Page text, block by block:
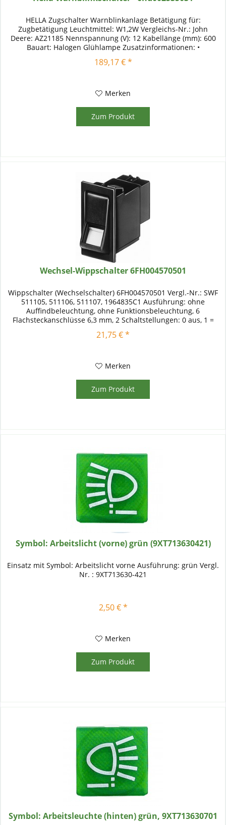
HELLA Zugschalter Warnblinkanlage Betätigung für:
Zugbetätigung Leuchtmittel: W1,2W Vergleichs-Nr.: John
Deere: AZ21185 Nennspannung (V): 12 Kabellänge (mm): 600
Bauart: Halogen Glühlampe Zusatzinformationen: •
189,17 € *
Merken
Zum Produkt
Wechsel-Wippschalter 6FH004570501
Wippschalter (Wechselschalter) 6FH004570501 Vergl.-Nr.: SWF
511105, 511106, 511107, 1964835C1 Ausführung: ohne
Auffindbeleuchtung, ohne Funktionsbeleuchtung, 6
Flachsteckanschlüsse 6,3 mm, 2 Schaltstellungen: 0 aus, 1 =
21,75 € *
Merken
Zum Produkt
Symbol: Arbeitslicht (vorne) grün (9XT713630421)
Einsatz mit Symbol: Arbeitslicht vorne Ausführung: grün Vergl.
Nr. : 9XT713630-421
2,50 € *
Merken
Zum Produkt
Symbol: Arbeitsleuchte (hinten) grün, 9XT713630701